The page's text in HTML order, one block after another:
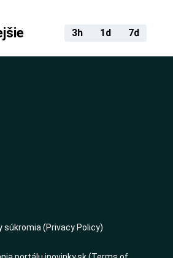
3h 1d 7d
súkromia (Privacy Policy)